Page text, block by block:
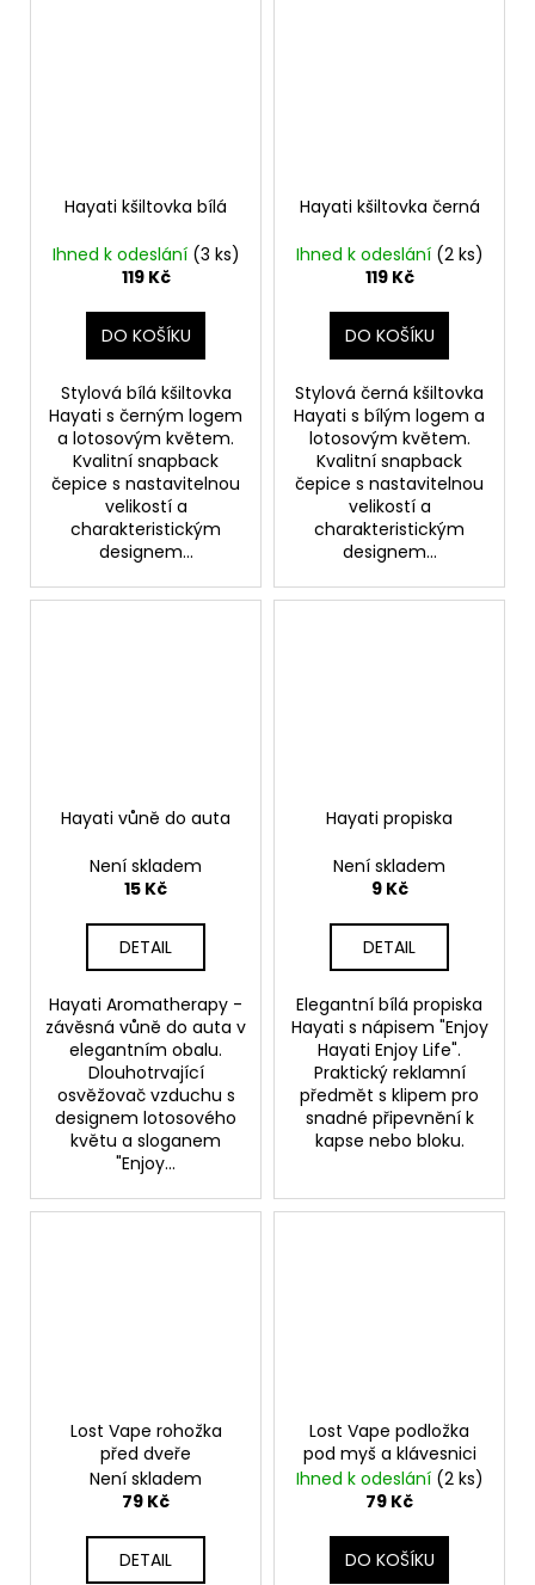
Hayati kšiltovka bílá
Ihned k odeslání (3 ks)
119 Kč
DO KOŠÍKU
Stylová bílá kšiltovka
Hayati s černým logem
a lotosovým květem.
Kvalitní snapback
čepice s nastavitelnou
velikostí a
charakteristickým
designem...
Hayati kšiltovka černá
Ihned k odeslání (2 ks)
119 Kč
DO KOŠÍKU
Stylová černá kšiltovka
Hayati s bílým logem a
lotosovým květem.
Kvalitní snapback
čepice s nastavitelnou
velikostí a
charakteristickým
designem...
Hayati vůně do auta
Není skladem
15 Kč
DETAIL
Hayati Aromatherapy -
závěsná vůně do auta v
elegantním obalu.
Dlouhotrvající
osvěžovač vzduchu s
designem lotosového
květu a sloganem
"Enjoy...
Hayati propiska
Není skladem
9 Kč
DETAIL
Elegantní bílá propiska
Hayati s nápisem "Enjoy
Hayati Enjoy Life".
Praktický reklamní
předmět s klipem pro
snadné připevnění k
kapse nebo bloku.
Lost Vape rohožka
před dveře
Není skladem
79 Kč
DETAIL
Lost Vape podložka
pod myš a klávesnici
Ihned k odeslání (2 ks)
79 Kč
DO KOŠÍKU